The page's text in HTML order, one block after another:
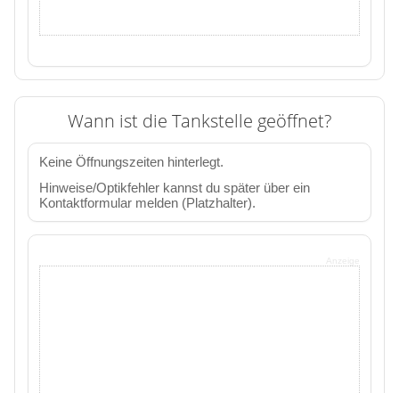
Wann ist die Tankstelle geöffnet?
Keine Öffnungszeiten hinterlegt.
Hinweise/Optikfehler kannst du später über ein
Kontaktformular melden (Platzhalter).